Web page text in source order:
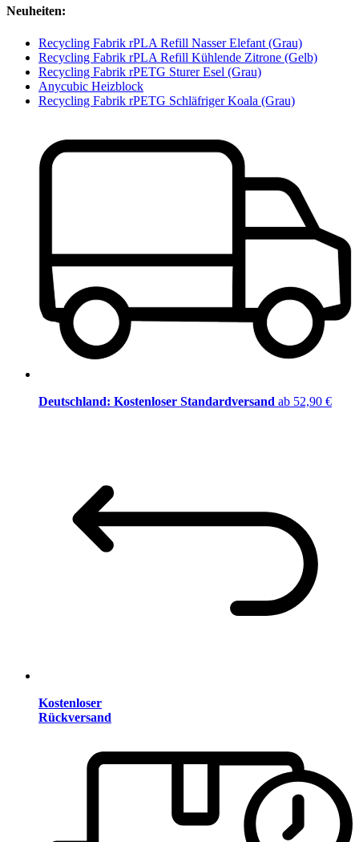
Neuheiten:
Recycling Fabrik rPLA Refill Nasser Elefant (Grau)
Recycling Fabrik rPLA Refill Kühlende Zitrone (Gelb)
Recycling Fabrik rPETG Sturer Esel (Grau)
Anycubic Heizblock
Recycling Fabrik rPETG Schläfriger Koala (Grau)
Deutschland: Kostenloser Standardversand ab 52,90 €
Kostenloser
Rückversand